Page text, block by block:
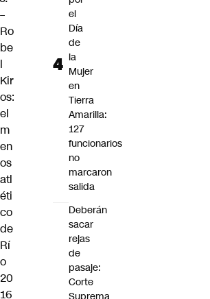
–
Ro
be
l
Kir
os:
el
m
en
os
atl
éti
co
de
Rí
o
20
16
el
Día
de
la
Mujer
en
Tierra
Amarilla:
127
funcionarios
no
marcaron
salida
Deberán
sacar
rejas
de
pasaje:
Corte
Suprema